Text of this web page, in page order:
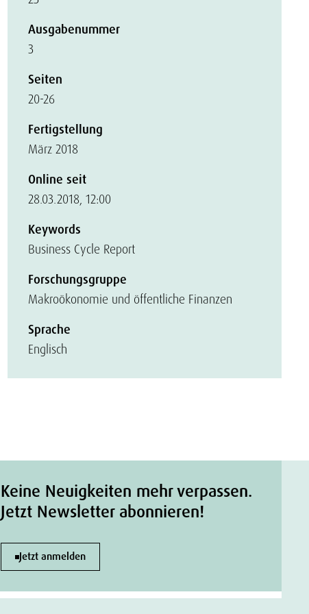
Ausgabenummer
3
Seiten
20-26
Fertigstellung
März 2018
Online seit
28.03.2018, 12:00
Keywords
Business Cycle Report
Forschungsgruppe
Makroökonomie und öffentliche Finanzen
Sprache
Englisch
Keine Neuigkeiten mehr verpassen.
Jetzt Newsletter abonnieren!
Jetzt anmelden